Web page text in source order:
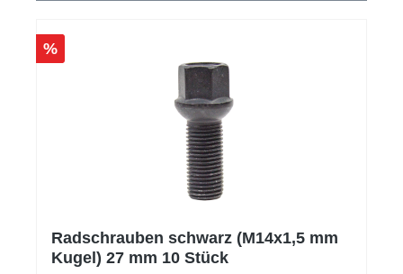
%
Radschrauben schwarz (M14x1,5 mm
Kugel) 27 mm 10 Stück